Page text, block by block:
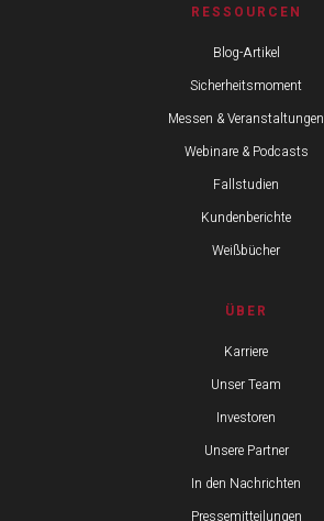
RESSOURCEN
Blog-Artikel
Sicherheitsmoment
Messen & Veranstaltungen
Webinare & Podcasts
Fallstudien
Kundenberichte
Weißbücher
ÜBER
Karriere
Unser Team
Investoren
Unsere Partner
In den Nachrichten
Pressemitteilungen